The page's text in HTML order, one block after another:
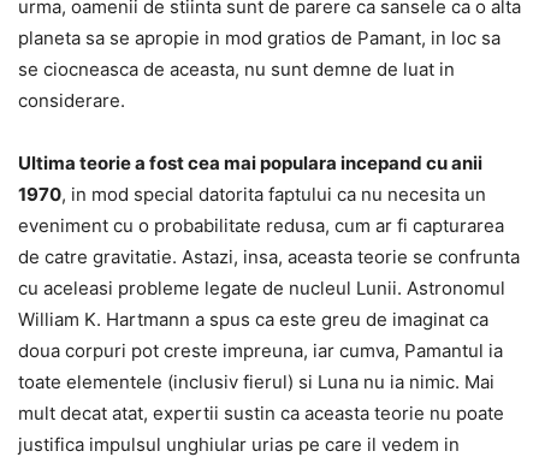
urma, oamenii de stiinta sunt de parere ca sansele ca o alta
planeta sa se apropie in mod gratios de Pamant, in loc sa
se ciocneasca de aceasta, nu sunt demne de luat in
considerare.
Ultima teorie a fost cea mai populara incepand cu anii
1970, in mod special datorita faptului ca nu necesita un
eveniment cu o probabilitate redusa, cum ar fi capturarea
de catre gravitatie. Astazi, insa, aceasta teorie se confrunta
cu aceleasi probleme legate de nucleul Lunii. Astronomul
William K. Hartmann a spus ca este greu de imaginat ca
doua corpuri pot creste impreuna, iar cumva, Pamantul ia
toate elementele (inclusiv fierul) si Luna nu ia nimic. Mai
mult decat atat, expertii sustin ca aceasta teorie nu poate
justifica impulsul unghiular urias pe care il vedem in